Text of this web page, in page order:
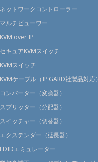
ネットワークコントローラー
マルチビューワー
KVM over IP
セキュアKVMスイッチ
KVMスイッチ
KVMケーブル（IP GARD社製品対応）
コンバーター（変換器）
スプリッター（分配器）
スイッチャー（切替器）
エクステンダー（延長器）
EDIDエミュレーター